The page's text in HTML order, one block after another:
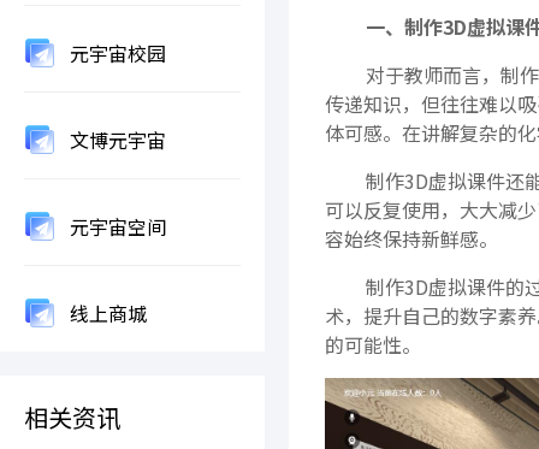
元宇宙校园
文博元宇宙
元宇宙空间
线上商城
相关资讯
一、制作3D虚拟课
对于教师而言，制作
传递知识，但往往难以
体可感。在讲解复杂的
制作3D虚拟课件还
可以反复使用，大大减
容始终保持新鲜感。
制作3D虚拟课件的
术，提升自己的数字素
的可能性。